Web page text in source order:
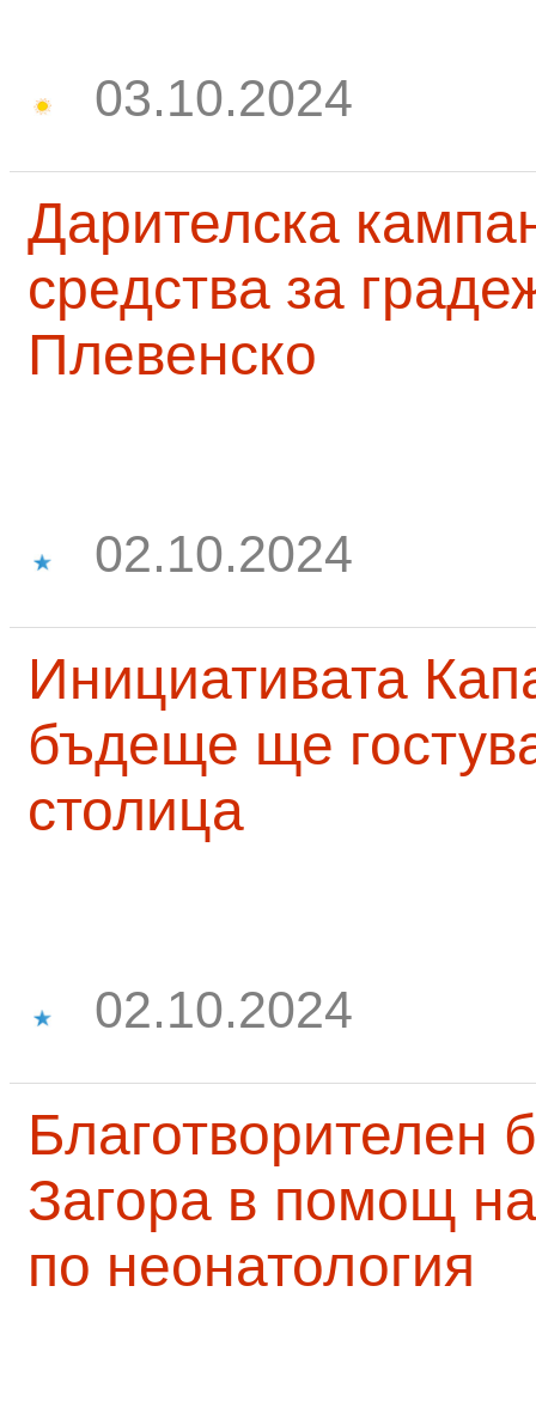
03.10.2024
Дарителска
средства за
Плевенско
02.10.2024
Инициативата
бъдеще ще
столица
02.10.2024
Благотворителен
Загора в помощ
по неонатология